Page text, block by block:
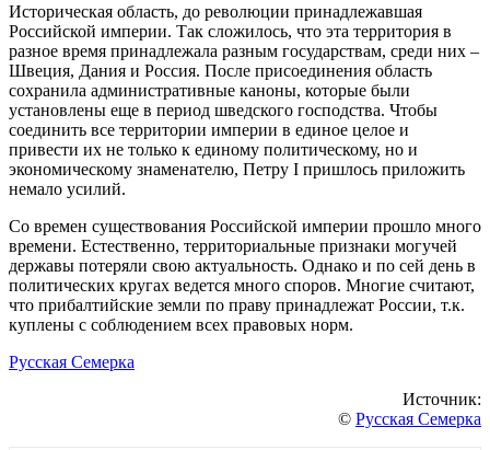
Историческая область, до революции принадлежавшая
Российской империи. Так сложилось, что эта территория в
разное время принадлежала разным государствам, среди них –
Швеция, Дания и Россия. После присоединения область
сохранила административные каноны, которые были
установлены еще в период шведского господства. Чтобы
соединить все территории империи в единое целое и
привести их не только к единому политическому, но и
экономическому знаменателю, Петру I пришлось приложить
немало усилий.
Со времен существования Российской империи прошло много
времени. Естественно, территориальные признаки могучей
державы потеряли свою актуальность. Однако и по сей день в
политических кругах ведется много споров. Многие считают,
что прибалтийские земли по праву принадлежат России, т.к.
куплены с соблюдением всех правовых норм.
Русская Семерка
Источник:
© Русская Семерка